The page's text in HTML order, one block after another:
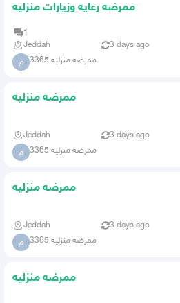
ممرضه رعايه وزيارات منزليه
1
Jeddah
3 days ago
م ممرضه منزليه 3365
ممرضه منزليه
Jeddah 3 days ago
م ممرضه منزليه 3365
ممرضه منزليه
Jeddah 3 days ago
م ممرضه منزليه 3365
ممرضه منزليه